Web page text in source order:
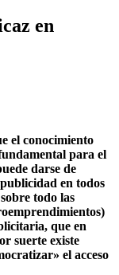
en
el conocimiento
para el
darse de
en todos
todo las
que en
suerte existe
el acceso